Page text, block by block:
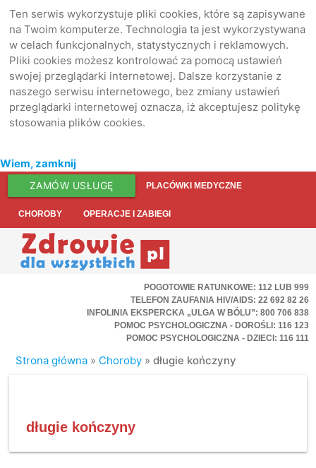
Ten serwis wykorzystuje pliki cookies, które są zapisywane
na Twoim komputerze. Technologia ta jest wykorzystywana
w celach funkcjonalnych, statystycznych i reklamowych.
Pliki cookies możesz kontrolować za pomocą ustawień
swojej przeglądarki internetowej. Dalsze korzystanie z
naszego serwisu internetowego, bez zmiany ustawień
przeglądarki internetowej oznacza, iż akceptujesz politykę
stosowania plików cookies.
Wiem, zamknij
ZAMÓW USŁUGĘ PLACÓWKI MEDYCZNE
CHOROBY OPERACJE I ZABIEGI
POGOTOWIE RATUNKOWE: 112 LUB 999
TELEFON ZAUFANIA HIV/AIDS: 22 692 82 26
INFOLINIA EKSPERCKA „ULGA W BÓLU”: 800 706 838
POMOC PSYCHOLOGICZNA - DOROŚLI: 116 123
POMOC PSYCHOLOGICZNA - DZIECI: 116 111
Strona główna » Choroby »długie kończyny
długie kończyny